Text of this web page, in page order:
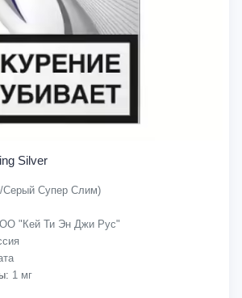
Silver
Серый Супер Слим)
"Кей Ти Эн Джи Рус"
1 мг